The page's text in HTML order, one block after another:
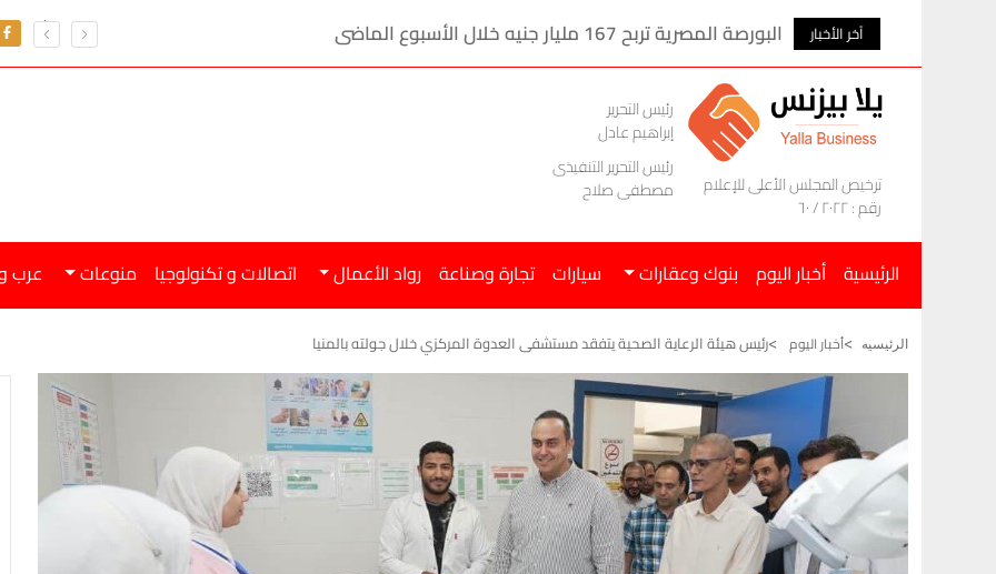
آخر الأخبار البورصة المصرية تربح 167 مليار جنيه خلال الأسبوع الماضى
ترخيص المجلس الأعلى للإعلام
رقم : ٢٠٢٢ / ٦٠
رئيس التحرير
إبراهيم عادل
رئيس التحرير التنفيذى
مصطفى صلاح
الرئيسية أخبار اليوم بنوك وعقارات سيارات تجارة وصناعة رواد الأعمال اتصالات و تكنولوجيا منوعات عرب
الرئيسيه أخبار اليوم رئيس هيئة الرعاية الصحية يتفقد مستشفى العدوة المركزي خلال جولته بالمنيا